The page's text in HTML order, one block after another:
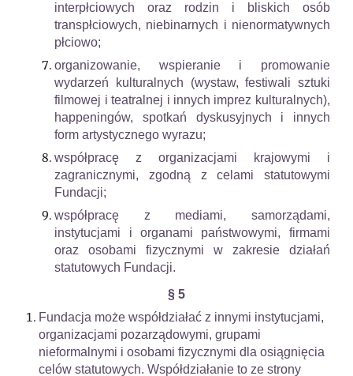
interpłciowych oraz rodzin i bliskich osób
transpłciowych, niebinarnych i nienormatywnych
płciowo;
organizowanie, wspieranie i promowanie
wydarzeń kulturalnych (wystaw, festiwali sztuki
filmowej i teatralnej i innych imprez kulturalnych),
happeningów, spotkań dyskusyjnych i innych
form artystycznego wyrazu;
współpracę z organizacjami krajowymi i
zagranicznymi, zgodną z celami statutowymi
Fundacji;
współpracę z mediami, samorządami,
instytucjami i organami państwowymi, firmami
oraz osobami fizycznymi w zakresie działań
statutowych Fundacji.
§ 5
Fundacja może współdziałać z innymi instytucjami,
organizacjami pozarządowymi, grupami
nieformalnymi i osobami fizycznymi dla osiągnięcia
celów statutowych. Współdziałanie to ze strony